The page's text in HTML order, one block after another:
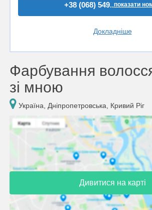
+38 (068) 549..показати
Докладніше
Фарбування
зі мною
Україна, Дніпропетровська, Кривий Ріг
Дивитися на карті